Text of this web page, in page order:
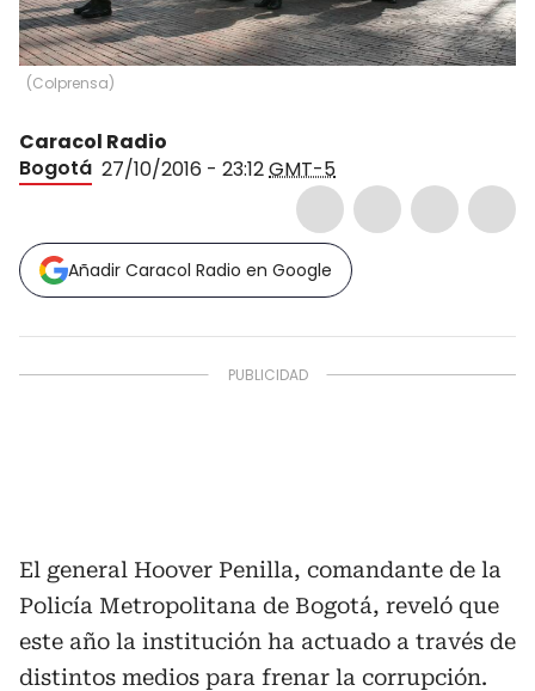
(Colprensa)
Caracol Radio
Bogotá 27/10/2016 - 23:12GMT-5
Añadir Caracol Radio en Google
El general Hoover Penilla, comandante de la
Policía Metropolitana de Bogotá, reveló que
este año la institución ha actuado a través de
distintos medios para frenar la corrupción.